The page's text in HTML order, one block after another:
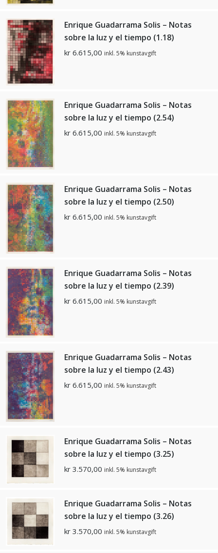
Enrique Guadarrama Solis – Notas
sobre la luz y el tiempo (1.18)
kr 6.615,00 inkl. 5% kunstavgift
Enrique Guadarrama Solis – Notas
sobre la luz y el tiempo (2.54)
kr 6.615,00 inkl. 5% kunstavgift
Enrique Guadarrama Solis – Notas
sobre la luz y el tiempo (2.50)
kr 6.615,00 inkl. 5% kunstavgift
Enrique Guadarrama Solis – Notas
sobre la luz y el tiempo (2.39)
kr 6.615,00 inkl. 5% kunstavgift
Enrique Guadarrama Solis – Notas
sobre la luz y el tiempo (2.43)
kr 6.615,00 inkl. 5% kunstavgift
Enrique Guadarrama Solis – Notas
sobre la luz y el tiempo (3.25)
kr 3.570,00 inkl. 5% kunstavgift
Enrique Guadarrama Solis – Notas
sobre la luz y el tiempo (3.26)
kr 3.570,00 inkl. 5% kunstavgift